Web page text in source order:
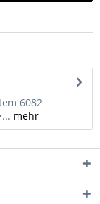
6082
mehr